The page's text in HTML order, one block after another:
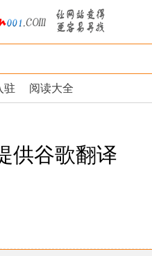
驻 阅读大全
供谷歌翻译